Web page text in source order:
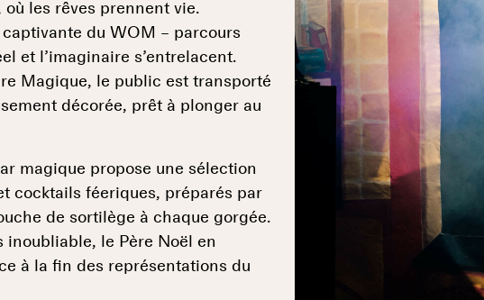
les rêves prennent vie.
du WOM – parcours
et l’imaginaire s’entrelacent.
Magique, le public est transporté
décorée, prêt à plonger au
magique propose une sélection
cocktails féeriques, préparés par
de sortilège à chaque gorgée.
inoubliable, le Père Noël en
à la fin des représentations du